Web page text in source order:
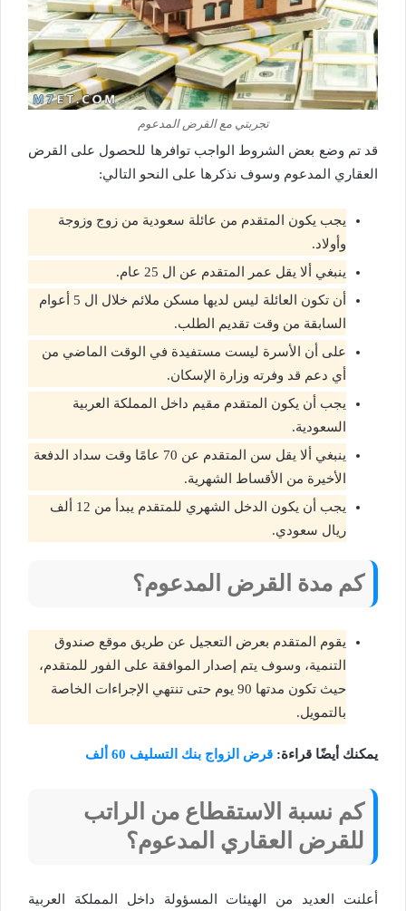
تجربتي مع القرض المدعوم
قد تم وضع بعض الشروط الواجب توافرها للحصول على القرض
العقاري المدعوم وسوف نذكرها على النحو التالي:
يجب يكون المتقدم من عائلة سعودية من زوج وزوجة
وأولاد.
ينبغي ألا يقل عمر المتقدم عن ال 25 عام.
أن تكون العائلة ليس لديها مسكن ملائم خلال ال 5 أعوام
السابقة من وقت تقديم الطلب.
على أن الأسرة ليست مستفيدة في الوقت الماضي من
أي دعم قد وفرته وزارة الإسكان.
يجب أن يكون المتقدم مقيم داخل المملكة العربية
السعودية.
ينبغي ألا يقل سن المتقدم عن 70 عامًا وقت سداد الدفعة
الأخيرة من الأقساط الشهرية.
يجب أن يكون الدخل الشهري للمتقدم يبدأ من 12 ألف
ريال سعودي.
كم مدة القرض المدعوم؟
يقوم المتقدم بعرض التعجيل عن طريق موقع صندوق
التنمية، وسوف يتم إصدار الموافقة على الفور للمتقدم،
حيث تكون مدتها 90 يوم حتى تنتهي الإجراءات الخاصة
بالتمويل.
يمكنك أيضًا قراءة: قرض الزواج بنك التسليف 60 ألف
كم نسبة الاستقطاع من الراتب
للقرض العقاري المدعوم؟
أعلنت العديد من الهيئات المسؤولة داخل المملكة العربية